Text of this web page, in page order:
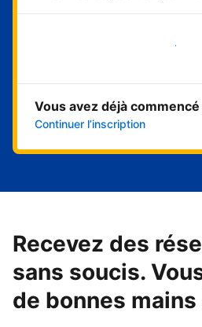
Démarrer
Vous avez déjà
Continuer l’inscription
Recevez des
sans soucis.
de bonnes mains